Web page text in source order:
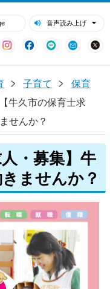
音声読み上げ
YouTubeInstagram
Facebook
LINE Mail
子育て
保育
【牛久市の保育士求
せんか？
・募集】牛
ませんか？